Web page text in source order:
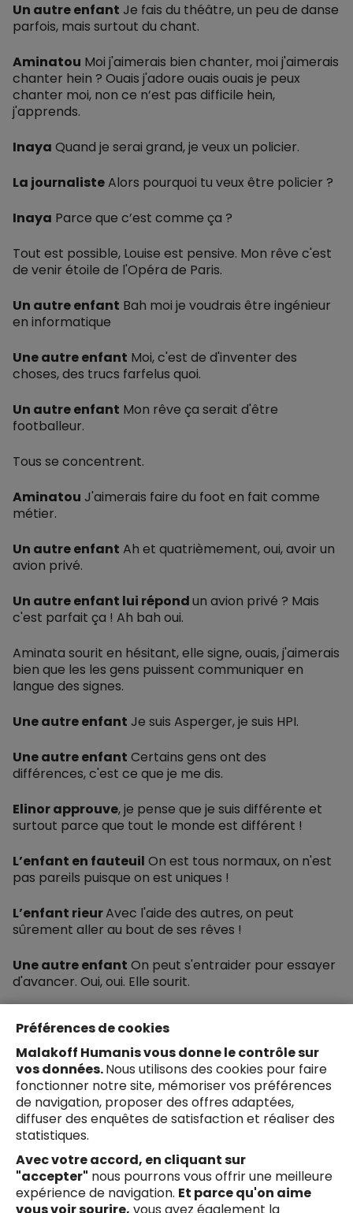
Préférences de cookies
Malakoff Humanis vous donne le contrôle sur
vos données.Nous utilisons des cookies pour faire
fonctionner notre site, mémoriser vos préférences
de navigation, proposer des offres adaptées,
diffuser des enquêtes de satisfaction et réaliser des
statistiques.
Avec votre accord, en cliquant sur
"accepter" nous pourrons vous offrir une meilleure
expérience de navigation. Et parce qu'on aime
Un autre enfant Je fais du théâtre, un peu de danse
parfois, mais surtout du chant.
Aminatou Moi j'aimerais bien chanter, moi j'aimerais
chanter hein ? Ouais j'adore ouais ouais je peux
chanter moi, non ce n’est pas difficile hein,
j'apprends.
Inaya Quand je serai grand, je veux un policier.
La journalisteAlors pourquoi tu veux être policier ?
Inaya Parce que c’est comme ça ?
Tout est possible, Louise est pensive. Mon rêve c'est
de venir étoile de l'Opéra de Paris.
Un autre enfant Bah moi je voudrais être ingénieur
en informatique
Une autre enfant Moi, c'est de d'inventer des
choses, des trucs farfelus quoi.
Un autre enfant Mon rêve ça serait d'être
footballeur.
Tous se concentrent.
Aminatou J'aimerais faire du foot en fait comme
métier.
Un autre enfant Ah et quatrièmement, oui, avoir un
avion privé.
Un autre enfant lui répondun avion privé ? Mais
c'est parfait ça ! Ah bah oui.
Aminata sourit en hésitant, elle signe, ouais, j'aimerais
bien que les les gens puissent communiquer en
langue des signes.
Une autre enfant Je suis Asperger, je suis HPI.
Une autre enfant Certains gens ont des
différences, c'est ce que je me dis.
Elinor approuve, je pense que je suis différente et
surtout parce que tout le monde est différent !
L’enfant en fauteuil On est tous normaux, on n'est
pas pareils puisque on est uniques !
L’enfant rieurAvec l'aide des autres, on peut
sûrement aller au bout de ses rêves !
Une autre enfant On peut s'entraider pour essayer
d'avancer. Oui, oui. Elle sourit.
différents, il nous appartient à tous de les rendre
possibles. Fondation Malakoff Humanis Handicap.
Retour à l'article
Suivez-nous !
FacebookYoutube